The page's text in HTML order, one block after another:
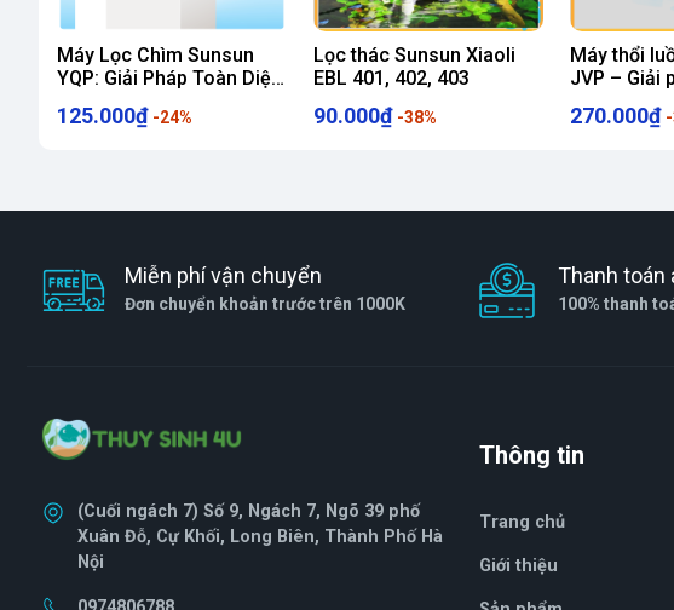
Máy Lọc Chìm Sunsun
YQP: Giải Pháp Toàn Diện
Cho Bể Cá Cảnh Luôn
Sạch Trong
125.000₫ -24%
Lọc thác Sunsun Xiaoli
EBL 401, 402, 403
90.000₫ -38%
Máy thổi
JVP – Giải
chảy cho
270.000₫
Miễn phí vận chuyển
Đơn chuyển khoản trước trên 1000K
Thanh toán
100% thanh
(Cuối ngách 7) Số 9, Ngách 7, Ngõ 39 phố
Xuân Đỗ, Cự Khối, Long Biên, Thành Phố Hà
Nội
Thông tin
Trang chủ
Giới thiệu